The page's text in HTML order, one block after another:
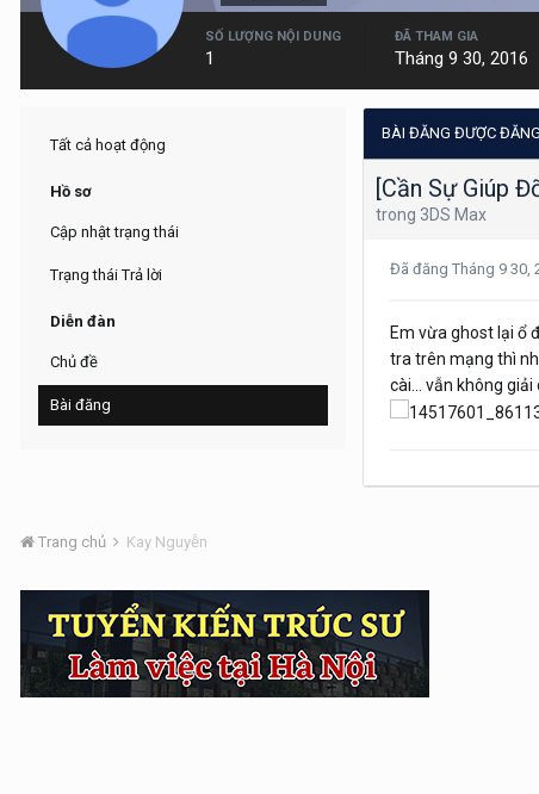
SỐ LƯỢNG NỘI DUNG
1
ĐÃ THAM GIA
Tháng 9 30, 2016
Tất cả hoạt động
Hồ sơ
Cập nhật trạng thái
Trạng thái Trả lời
Diễn đàn
Chủ đề
Bài đăng
BÀI ĐĂNG ĐƯỢC
[Cần Sự Giúp
trong 3DS Max
Đã đăng Tháng 9 30,
Em vừa ghost lại ổ
tra trên mạng thì
cài... vẫn không
Trang chủ Kay Nguyễn